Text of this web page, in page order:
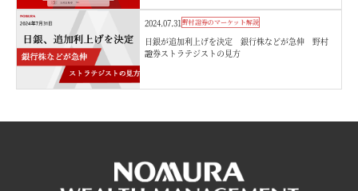
2024.07.31 野村證券のマーケット解説
日銀が追加利上げを決定 銀行株などが急伸 野村
證券ストラテジストの見方